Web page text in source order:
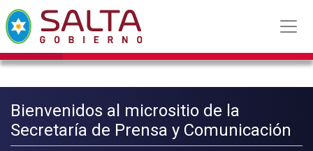
Bienvenidos al micrositio de la
Secretaría de Prensa y Comunicación